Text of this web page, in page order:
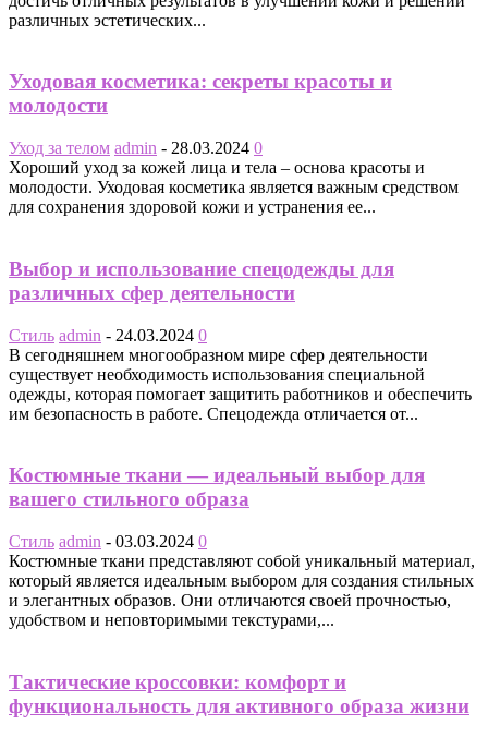
различных эстетических...
Уходовая косметика: секреты красоты и
молодости
Уход за телом admin - 28.03.2024 0
Хороший уход за кожей лица и тела – основа красоты и
молодости. Уходовая косметика является важным средством
для сохранения здоровой кожи и устранения ее...
Выбор и использование спецодежды для
различных сфер деятельности
Стиль admin - 24.03.2024 0
В сегодняшнем многообразном мире сфер деятельности
существует необходимость использования специальной
одежды, которая помогает защитить работников и обеспечить
им безопасность в работе. Спецодежда отличается от...
Костюмные ткани — идеальный выбор для
вашего стильного образа
Стиль admin - 03.03.2024 0
Костюмные ткани представляют собой уникальный материал,
который является идеальным выбором для создания стильных
и элегантных образов. Они отличаются своей прочностью,
удобством и неповторимыми текстурами,...
Тактические кроссовки: комфорт и
функциональность для активного образа жизни